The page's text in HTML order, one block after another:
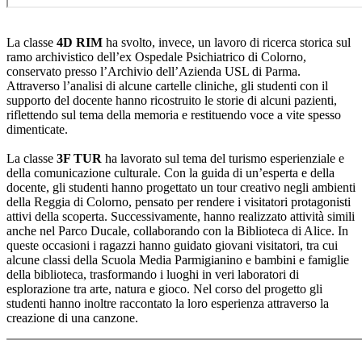
La classe 4D RIM ha svolto, invece, un lavoro di ricerca storica sul
ramo archivistico dell’ex Ospedale Psichiatrico di Colorno,
conservato presso l’Archivio dell’Azienda USL di Parma.
Attraverso l’analisi di alcune cartelle cliniche, gli studenti con il
supporto del docente hanno ricostruito le storie di alcuni pazienti,
riflettendo sul tema della memoria e restituendo voce a vite spesso
dimenticate.
La classe 3F TUR ha lavorato sul tema del turismo esperienziale e
della comunicazione culturale. Con la guida di un’esperta e della
docente, gli studenti hanno progettato un tour creativo negli ambienti
della Reggia di Colorno, pensato per rendere i visitatori protagonisti
attivi della scoperta. Successivamente, hanno realizzato attività simili
anche nel Parco Ducale, collaborando con la Biblioteca di Alice. In
queste occasioni i ragazzi hanno guidato giovani visitatori, tra cui
alcune classi della Scuola Media Parmigianino e bambini e famiglie
della biblioteca, trasformando i luoghi in veri laboratori di
esplorazione tra arte, natura e gioco. Nel corso del progetto gli
studenti hanno inoltre raccontato la loro esperienza attraverso la
creazione di una canzone.